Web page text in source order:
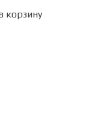
корзину